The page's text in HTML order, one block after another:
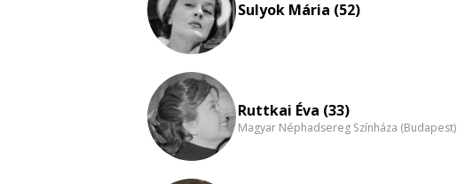
Sulyok Mária (52)
Ruttkai Éva (33)
Magyar Néphadsereg Színháza (Budapest)